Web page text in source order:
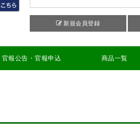
新規会員登録
官報公告・官報申込 商品一覧